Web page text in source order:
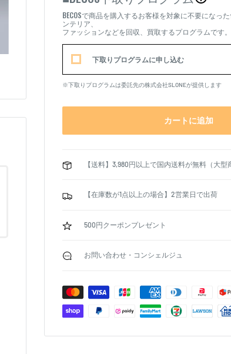
BECOSで商品を購入するお客様を対象に不要になっ
ンテリア、
ファッションなどを回収、買取するプログラムです。
下取りプログラムに申し込む
※下取りプログラムは委託先の株式会社SLONEが提供します
カートに追加
【送料】3,980円以上で国内送料が無料（大型
【在庫数が1点以上の場合】2営業日で出荷
500円クーポンプレゼント
お問い合わせ・コンシェルジュ